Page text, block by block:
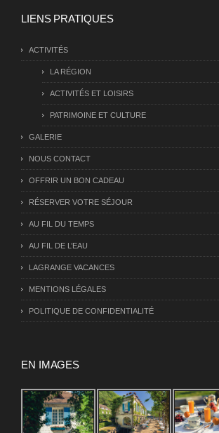
LIENS PRATIQUES
ACTIVITÉS
LA RÉGION
ACTIVITÉS ET LOISIRS
PATRIMOINE ET CULTURE
GALERIE
NOUS CONTACT
OFFRIR UN BON CADEAU
RÉSERVER VOTRE SÉJOUR
AU FIL DU TEMPS
AU FIL DE L’EAU
LAGRANGE VACANCES
MENTIONS LÉGALES
POLITIQUE DE CONFIDENTIALITÉ
EN IMAGES